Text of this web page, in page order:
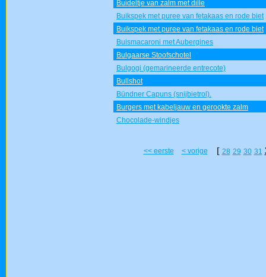
Buideltje van zalm met dille
Buikspek met puree van fetakaas en rode biet
Buikspek met puree van fetakaas en rode biet
Buismacaroni met Aubergines
Bulgaarse Stoofschotel
Bulgogi (gemarineerde entrecote)
Bullshot
Bündner Capuns (snijbietrol).
Burgers met kabeljauw en gerookte zalm
Chocolade-windjes
<< eerste < vorige [ 28 29 30 31